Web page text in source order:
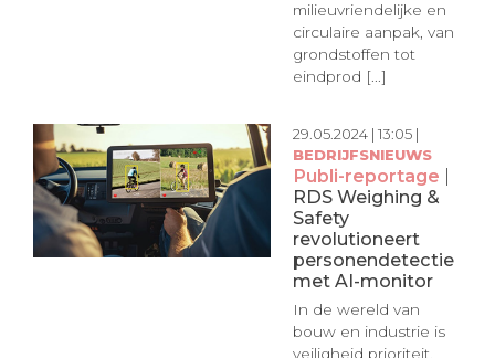
milieuvriendelijke en
circulaire aanpak, van
grondstoffen tot
eindprod [...]
29.05.2024 | 13:05 |
BEDRIJFSNIEUWS
Publi-reportage |
RDS Weighing &
Safety
revolutioneert
personendetectie
met AI-monitor
In de wereld van
bouw en industrie is
veiligheid prioriteit.